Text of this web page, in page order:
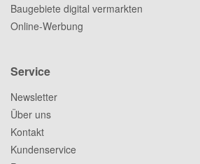
Baugebiete digital vermarkten
Online-Werbung
Service
Newsletter
Über uns
Kontakt
Kundenservice